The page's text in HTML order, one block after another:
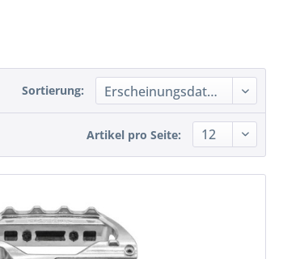
Sortierung:
Artikel pro Seite: